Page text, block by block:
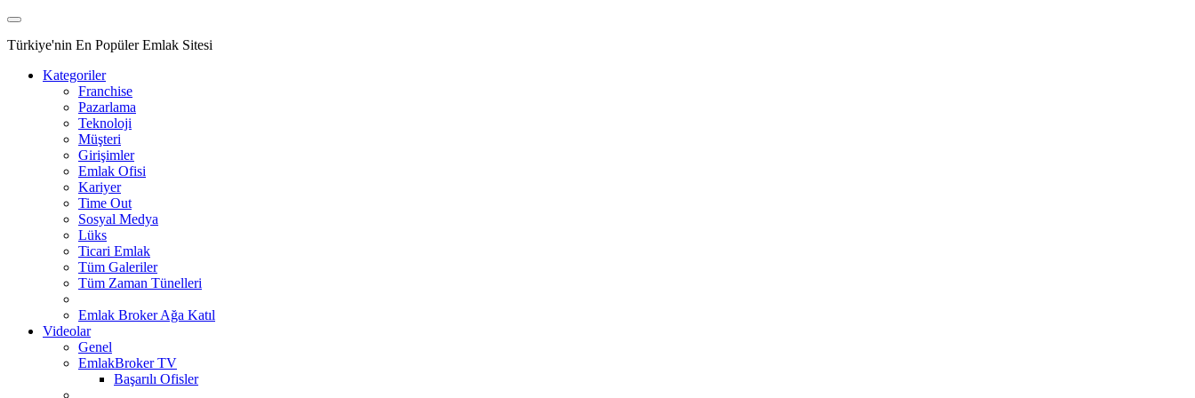
Türkiye'nin En Popüler Emlak Sitesi
Kategoriler
Franchise
Pazarlama
Teknoloji
Müşteri
Girişimler
Emlak Ofisi
Kariyer
Time Out
Sosyal Medya
Lüks
Ticari Emlak
Tüm Galeriler
Tüm Zaman Tünelleri
Emlak Broker Ağa Katıl
Videolar
Genel
EmlakBroker TV
Başarılı Ofisler